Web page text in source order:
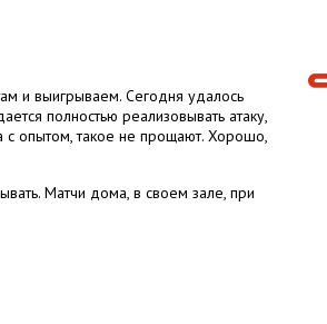
и выигрываем. Сегодня удалось
полностью реализовывать атаку,
с опытом, такое не прощают. Хорошо,
Матчи дома, в своем зале, при